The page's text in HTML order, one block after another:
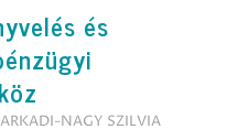
és
NAGY SZILVIA